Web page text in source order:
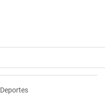
Deportes